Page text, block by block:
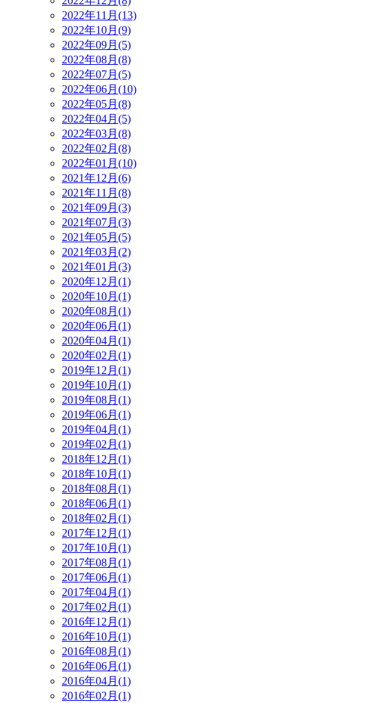
2022年11月(13)
2022年10月(9)
2022年09月(5)
2022年08月(8)
2022年07月(5)
2022年06月(10)
2022年05月(8)
2022年04月(5)
2022年03月(8)
2022年02月(8)
2022年01月(10)
2021年12月(6)
2021年11月(8)
2021年09月(3)
2021年07月(3)
2021年05月(5)
2021年03月(2)
2021年01月(3)
2020年12月(1)
2020年10月(1)
2020年08月(1)
2020年06月(1)
2020年04月(1)
2020年02月(1)
2019年12月(1)
2019年10月(1)
2019年08月(1)
2019年06月(1)
2019年04月(1)
2019年02月(1)
2018年12月(1)
2018年10月(1)
2018年08月(1)
2018年06月(1)
2018年02月(1)
2017年12月(1)
2017年10月(1)
2017年08月(1)
2017年06月(1)
2017年04月(1)
2017年02月(1)
2016年12月(1)
2016年10月(1)
2016年08月(1)
2016年06月(1)
2016年04月(1)
2016年02月(1)